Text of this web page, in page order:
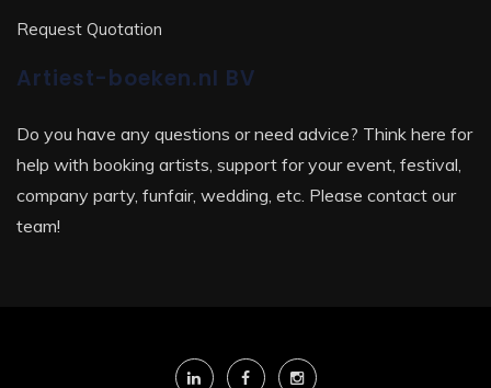
Request Quotation
Artiest-boeken.nl BV
Do you have any questions or need advice? Think here for
help with booking artists, support for your event, festival,
company party, funfair, wedding, etc. Please contact our
team!